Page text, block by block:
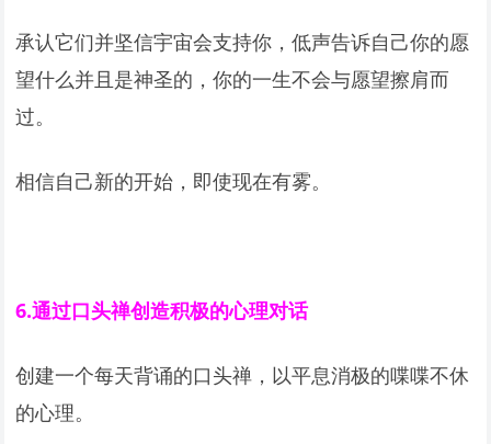
承认它们并坚信宇宙会支持你，低声告诉自己你的愿
望什么并且是神圣的，你的一生不会与愿望擦肩而
过。
相信自己新的开始，即使现在有雾。
6.通过口头禅创造积极的心理对话
创建一个每天背诵的口头禅，以平息消极的喋喋不休
的心理。